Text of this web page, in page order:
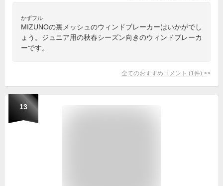
かずフル
MIZUNOの裏メッシュのウィンドブレーカーはいかがでし
ょう。ジュニア用の秋春シーズン向きのウィンドブレーカ
ーです。
全てのおすすめコメント (1 件) >
13